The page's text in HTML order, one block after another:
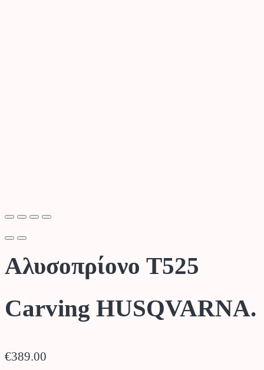
Αλυσοπρίονο T525
Carving HUSQVARNA.
€389.00